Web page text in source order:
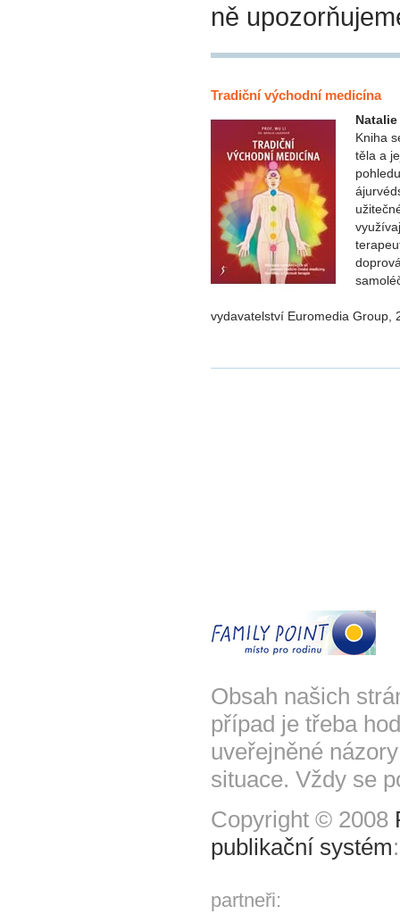
ně
Tradiční východní medicína
Kniha
těla a
vydavatelství Euromedia Group,
Obsah našich
případ je třeba
uveřejněné
situace. Vždy se
Copyright © 2008
publikační systém
partneři: